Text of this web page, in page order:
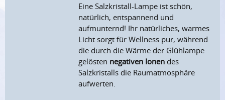
Eine Salzkristall-Lampe ist schön,
natürlich, entspannend und
aufmunternd! Ihr natürliches, warmes
Licht sorgt für Wellness pur, während
die durch die Wärme der Glühlampe
gelösten negativen Ionen des
Salzkristalls die Raumatmosphäre
aufwerten.